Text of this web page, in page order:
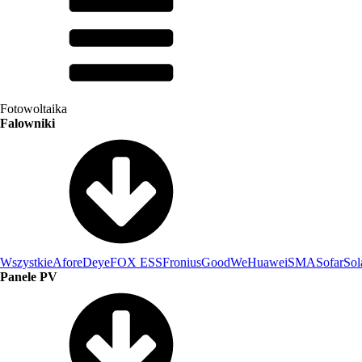
Fotowoltaika
Falowniki
WszystkieAforeDeyeFOX ESSFroniusGoodWeHuaweiSMASofar
Panele PV